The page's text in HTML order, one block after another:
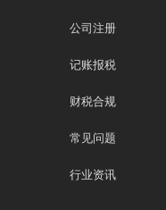
公司注册
记账报税
财税合规
常见问题
行业资讯